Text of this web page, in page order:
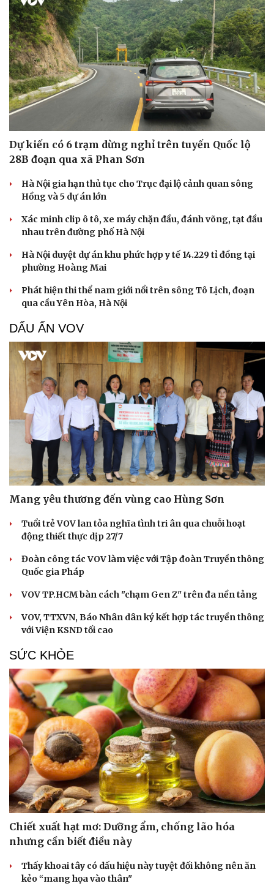
Cải chính
Dự kiến có 6 trạm dừng nghỉ trên tuyến Quốc lộ
28B đoạn qua xã Phan Sơn
Hà Nội gia hạn thủ tục cho Trục đại lộ cảnh quan sông
Hồng và 5 dự án lớn
Xác minh clip ô tô, xe máy chặn đầu, đánh võng, tạt đầu
nhau trên đường phố Hà Nội
Hà Nội duyệt dự án khu phức hợp y tế 14.229 tỉ đồng tại
phường Hoàng Mai
Phát hiện thi thể nam giới nổi trên sông Tô Lịch, đoạn
qua cầu Yên Hòa, Hà Nội
DẤU ẤN VOV
Mang yêu thương đến vùng cao Hùng Sơn
Tuổi trẻ VOV lan tỏa nghĩa tình tri ân qua chuỗi hoạt
động thiết thực dịp 27/7
Đoàn công tác VOV làm việc với Tập đoàn Truyền thông
Quốc gia Pháp
VOV TP.HCM bàn cách "chạm Gen Z" trên đa nền tảng
VOV, TTXVN, Báo Nhân dân ký kết hợp tác truyền thông
với Viện KSND tối cao
SỨC KHỎE
Chiết xuất hạt mơ: Dưỡng ẩm, chống lão hóa
nhưng cần biết điều này
Thấy khoai tây có dấu hiệu này tuyệt đối không nên ăn
kẻo “mang họa vào thân"